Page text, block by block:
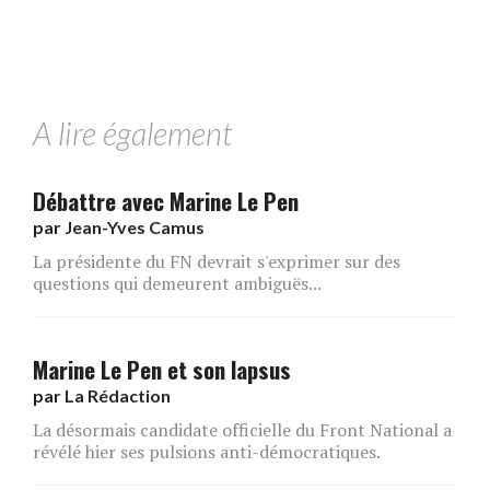
A lire également
Débattre avec Marine Le Pen
par Jean-Yves Camus
La présidente du FN devrait s'exprimer sur des
questions qui demeurent ambiguës...
Marine Le Pen et son lapsus
par La Rédaction
La désormais candidate officielle du Front National a
révélé hier ses pulsions anti-démocratiques.